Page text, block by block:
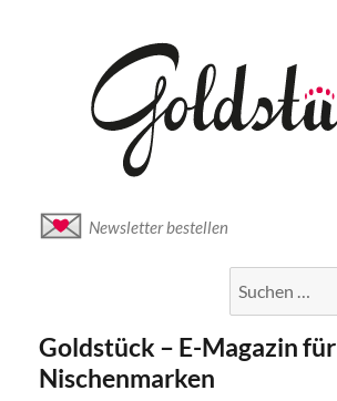
Newsletter bestellen
nach:
Goldstück – E-Magazin für
Nischenmarken